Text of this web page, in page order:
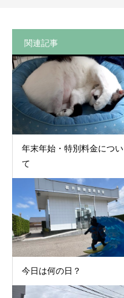
関連記事
年末年始・特別料金につい
て
今日は何の日？